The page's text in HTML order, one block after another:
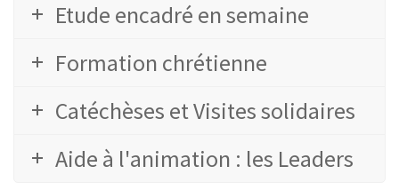
Etude encadré en semaine
Formation chrétienne
Catéchèses et Visites solidaires
Aide à l'animation : les Leaders